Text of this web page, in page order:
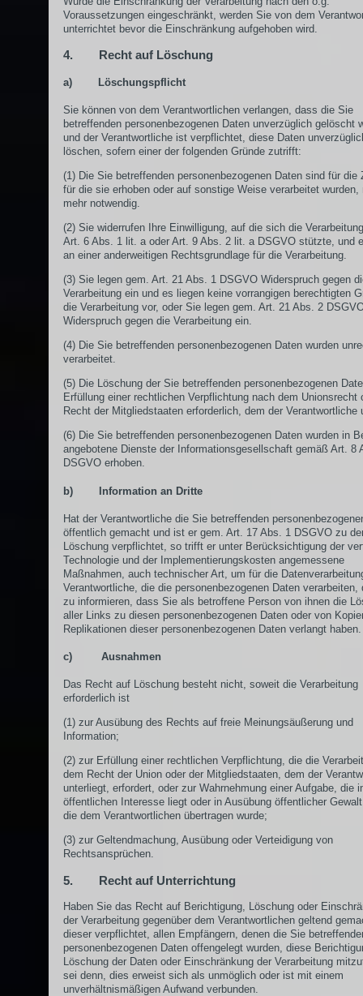
Voraussetzungen eingeschränkt, werden Sie von dem
unterrichtet bevor die Einschränkung aufgehoben wird.
4. Recht auf Löschung
a) Löschungspflicht
Sie können von dem Verantwortlichen verlangen, dass die Sie
betreffenden personenbezogenen Daten unverzüglich gelöscht
und der Verantwortliche ist verpflichtet, diese Daten
löschen, sofern einer der folgenden Gründe zutrifft:
(1) Die Sie betreffenden personenbezogenen Daten sind für die
für die sie erhoben oder auf sonstige Weise verarbeitet wurden,
mehr notwendig.
(2) Sie widerrufen Ihre Einwilligung, auf die sich die
Art. 6 Abs. 1 lit. a oder Art. 9 Abs. 2 lit. a DSGVO stützte, und
an einer anderweitigen Rechtsgrundlage für die Verarbeitung.
(3) Sie legen gem. Art. 21 Abs. 1 DSGVO Widerspruch gegen
Verarbeitung ein und es liegen keine vorrangigen berechtigten
die Verarbeitung vor, oder Sie legen gem. Art. 21 Abs. 2
Widerspruch gegen die Verarbeitung ein.
(4) Die Sie betreffenden personenbezogenen Daten wurden
verarbeitet.
(5) Die Löschung der Sie betreffenden personenbezogenen
Erfüllung einer rechtlichen Verpflichtung nach dem Unionsrecht
Recht der Mitgliedstaaten erforderlich, dem der Verantwortliche
(6) Die Sie betreffenden personenbezogenen Daten wurden in
angebotene Dienste der Informationsgesellschaft gemäß Art. 8
DSGVO erhoben.
b) Information an Dritte
Hat der Verantwortliche die Sie betreffenden
öffentlich gemacht und ist er gem. Art. 17 Abs. 1 DSGVO zu
Löschung verpflichtet, so trifft er unter Berücksichtigung der
Technologie und der Implementierungskosten angemessene
Maßnahmen, auch technischer Art, um für die
Verantwortliche, die die personenbezogenen Daten verarbeiten,
zu informieren, dass Sie als betroffene Person von ihnen die
aller Links zu diesen personenbezogenen Daten oder von
Replikationen dieser personenbezogenen Daten verlangt haben.
c) Ausnahmen
Das Recht auf Löschung besteht nicht, soweit die Verarbeitung
erforderlich ist
(1) zur Ausübung des Rechts auf freie Meinungsäußerung und
Information;
(2) zur Erfüllung einer rechtlichen Verpflichtung, die die
dem Recht der Union oder der Mitgliedstaaten, dem der
unterliegt, erfordert, oder zur Wahrnehmung einer Aufgabe, die
öffentlichen Interesse liegt oder in Ausübung öffentlicher
die dem Verantwortlichen übertragen wurde;
(3) zur Geltendmachung, Ausübung oder Verteidigung von
Rechtsansprüchen.
5. Recht auf Unterrichtung
Haben Sie das Recht auf Berichtigung, Löschung oder
der Verarbeitung gegenüber dem Verantwortlichen geltend
dieser verpflichtet, allen Empfängern, denen die Sie
personenbezogenen Daten offengelegt wurden, diese
Löschung der Daten oder Einschränkung der Verarbeitung
sei denn, dies erweist sich als unmöglich oder ist mit einem
unverhältnismäßigen Aufwand verbunden.